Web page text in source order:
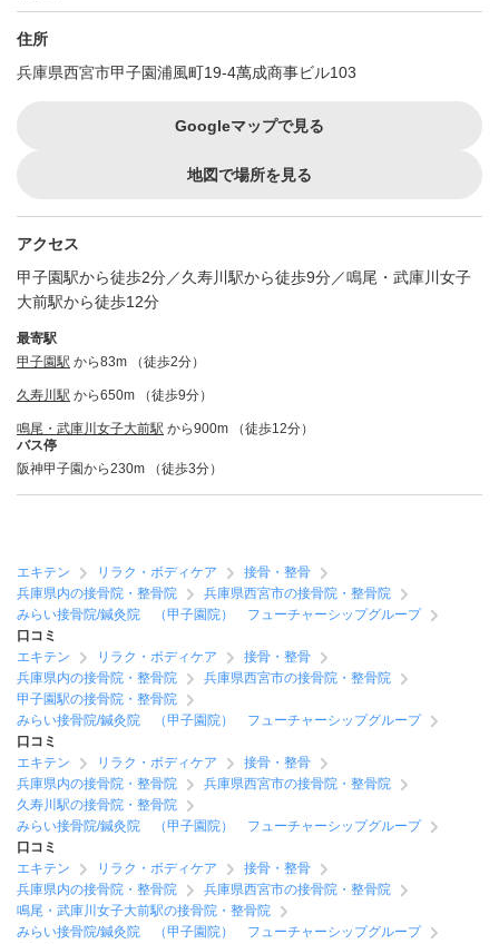
住所
兵庫県西宮市甲子園浦風町19-4萬成商事ビル103
Googleマップで見る
地図で場所を見る
アクセス
甲子園駅から徒歩2分／久寿川駅から徒歩9分／鳴尾・武庫川女子
大前駅から徒歩12分
最寄駅
甲子園駅 から83m （徒歩2分）
久寿川駅 から650m （徒歩9分）
鳴尾・武庫川女子大前駅 から900m （徒歩12分）
バス停
阪神甲子園から230m （徒歩3分）
エキテン リラク・ボディケア
接骨・整骨
兵庫県内の接骨院・整骨院
兵庫県西宮市の接骨院・整骨院
みらい接骨院/鍼灸院 （甲子園院） フューチャーシップグループ
口コミ
エキテン
リラク・ボディケア
接骨・整骨
兵庫県内の接骨院・整骨院
兵庫県西宮市の接骨院・整骨院
甲子園駅の接骨院・整骨院
みらい接骨院/鍼灸院 （甲子園院） フューチャーシップグループ
口コミ
エキテン
リラク・ボディケア
接骨・整骨
兵庫県内の接骨院・整骨院
兵庫県西宮市の接骨院・整骨院
久寿川駅の接骨院・整骨院
みらい接骨院/鍼灸院 （甲子園院） フューチャーシップグループ
口コミ
エキテン
リラク・ボディケア
接骨・整骨
兵庫県内の接骨院・整骨院
兵庫県西宮市の接骨院・整骨院
鳴尾・武庫川女子大前駅の接骨院・整骨院
みらい接骨院/鍼灸院 （甲子園院） フューチャーシップグループ